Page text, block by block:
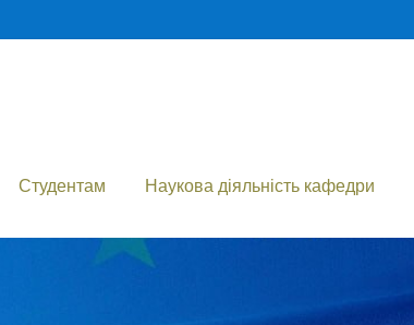
Студентам Наукова діяльність кафедри